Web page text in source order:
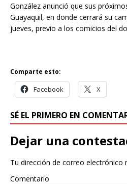
González anunció que sus
Guayaquil, en donde cerrará su
jueves, previo a los comicios del
Comparte esto:
Facebook X
SÉ EL PRIMERO EN
Dejar una
Tu dirección de correo electrónico
Comentario